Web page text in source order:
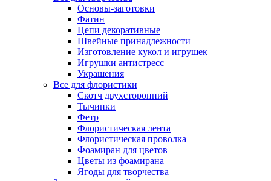
Основы-заготовки
Фатин
Цепи декоративные
Швейные принадлежности
Изготовление кукол и игрушек
Игрушки антистресс
Украшения
Все для флористики
Скотч двухсторонний
Тычинки
Фетр
Флористическая лента
Флористическая проволка
Фоамиран для цветов
Цветы из фоамирана
Ягоды для творчества